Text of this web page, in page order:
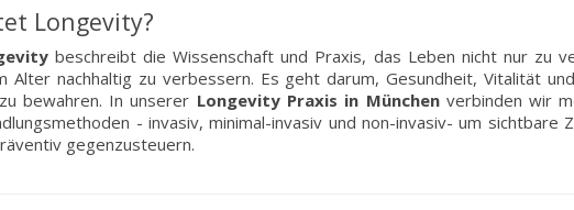
Longevity?
beschreibt die Wissenschaft und Praxis, das Leben nicht nur zu
Alter nachhaltig zu verbessern. Es geht darum, Gesundheit, Vitalität
bewahren. In unserer Longevity Praxis in Münchenverbinden wir
- invasiv, minimal-invasiv und non-invasiv- um sichtbare
gegenzusteuern.